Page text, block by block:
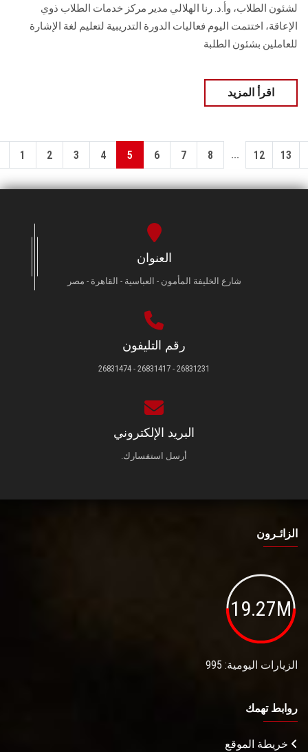
لشئون الطلاب، وأ.د. رنا الهلالي مدير مركز خدمات الطلاب ذوي
الإعاقة، اختتمت اليوم فعاليات الدورة التدريبية لتعليم لغة الإشارة
للعاملين بشئون الطلبة
اقرأ المزيد
1 2 3 4 5 6 7 8 ... 12 13
العنوان
شارع الخليفة المأمون - العباسية - القاهرة - مصر
رقم التليفون
26831231 - 26831417 - 26831474
البريد الإلكتروني
أرسل استفسارك.
الزائـرون
19.27M
الزيارات اليومية: 995
روابط تهمك
خريطة الموقع